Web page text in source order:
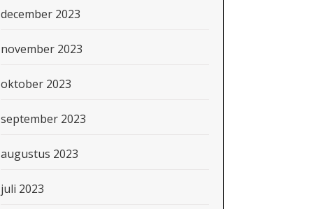
december 2023
november 2023
oktober 2023
september 2023
augustus 2023
juli 2023